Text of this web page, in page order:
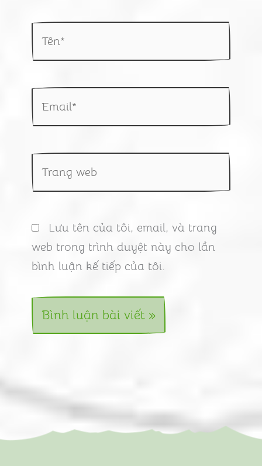
Trang
web
Lưu tên của tôi, email, và trang
web trong trình duyệt này cho lần
bình luận kế tiếp của tôi.